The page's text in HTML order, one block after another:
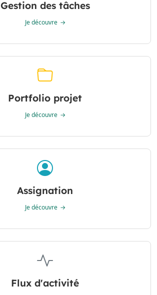
Gestion des tâches
Je découvre
Portfolio projet
Je découvre
Assignation
Je découvre
Flux d'activité